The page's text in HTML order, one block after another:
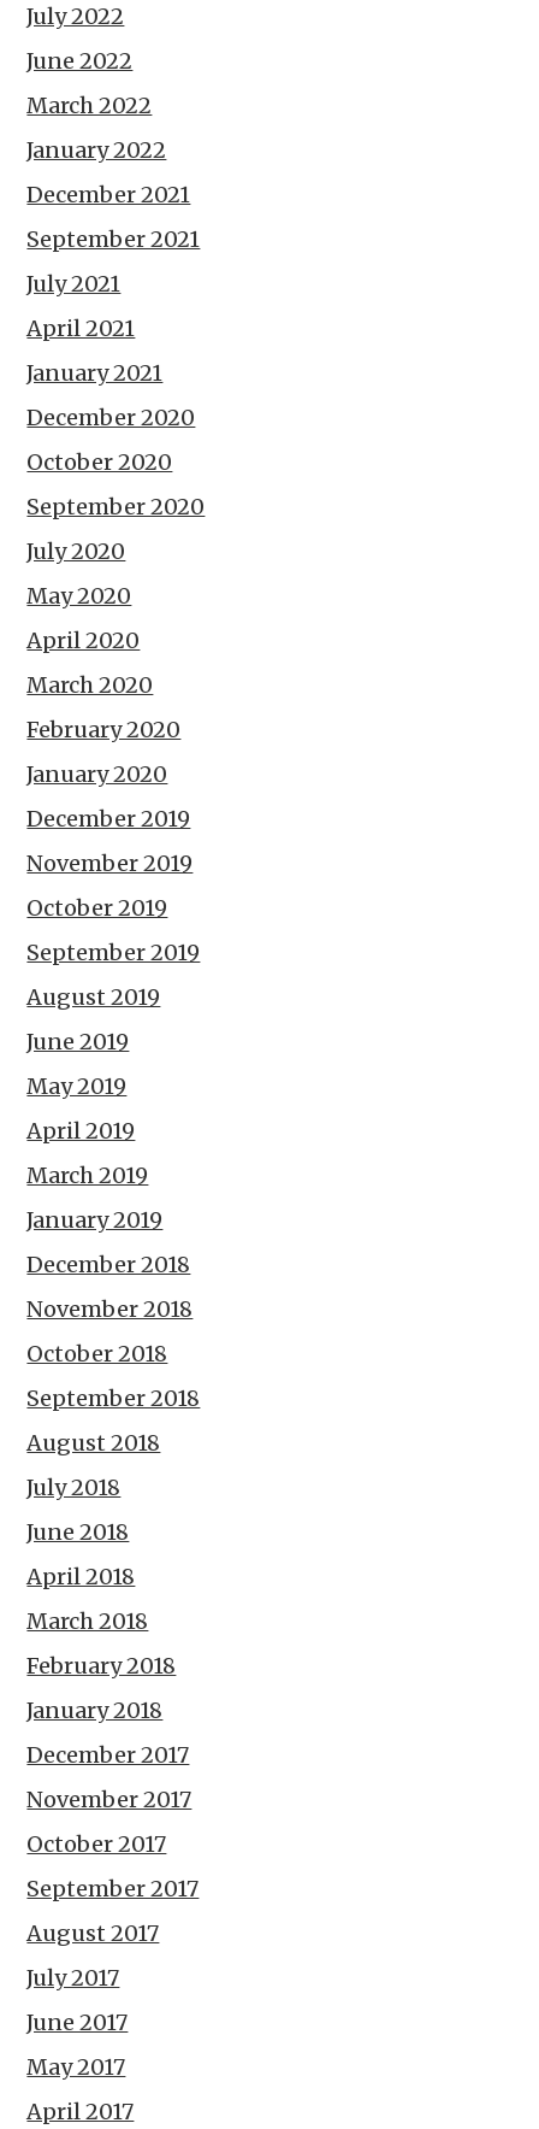
July 2022
June 2022
March 2022
January 2022
December 2021
September 2021
July 2021
April 2021
January 2021
December 2020
October 2020
September 2020
July 2020
May 2020
April 2020
March 2020
February 2020
January 2020
December 2019
November 2019
October 2019
September 2019
August 2019
June 2019
May 2019
April 2019
March 2019
January 2019
December 2018
November 2018
October 2018
September 2018
August 2018
July 2018
June 2018
April 2018
March 2018
February 2018
January 2018
December 2017
November 2017
October 2017
September 2017
August 2017
July 2017
June 2017
May 2017
April 2017